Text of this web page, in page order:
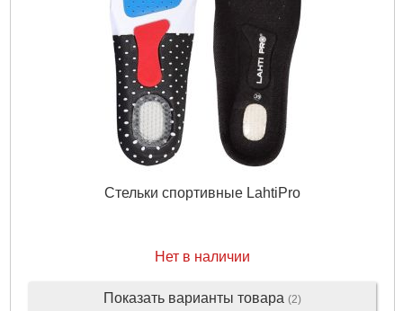
Стельки спортивные LahtiPro
Нет в наличии
Показать варианты товара (2)